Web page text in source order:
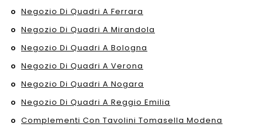
Negozio Di Quadri A Ferrara
Negozio Di Quadri A Mirandola
Negozio Di Quadri A Bologna
Negozio Di Quadri A Verona
Negozio Di Quadri A Nogara
Negozio Di Quadri A Reggio Emilia
Complementi Con Tavolini Tomasella Modena